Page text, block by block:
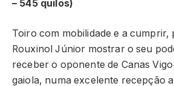
– 545 quilos)
Toiro com mobilidade e a cumprir,
Rouxinol Júnior mostrar o seu
receber o oponente de Canas
gaiola, numa excelente recepção